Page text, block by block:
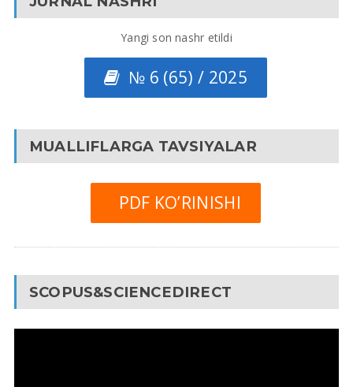
Yangi son nashr etildi
№ 6 (65) / 2025
MUALLIFLARGA TAVSIYALAR
PDF KO’RINISHI
SCOPUS&SCIENCEDIRECT